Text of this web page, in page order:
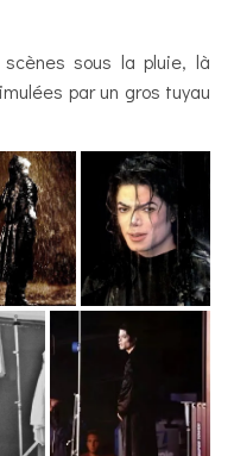
sous la pluie, là
par un gros tuyau